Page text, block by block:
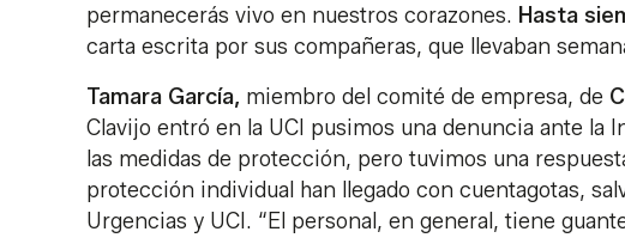
permanecerás vivo en nuestros corazones. Hasta
carta escrita por sus compañeras, que llevaban
Tamara García, miembro del comité de empresa, de
Clavijo entró en la UCI pusimos una denuncia ante la
las medidas de protección, pero tuvimos una
protección individual han llegado con cuentagotas,
Urgencias y UCI. “El personal, en general, tiene